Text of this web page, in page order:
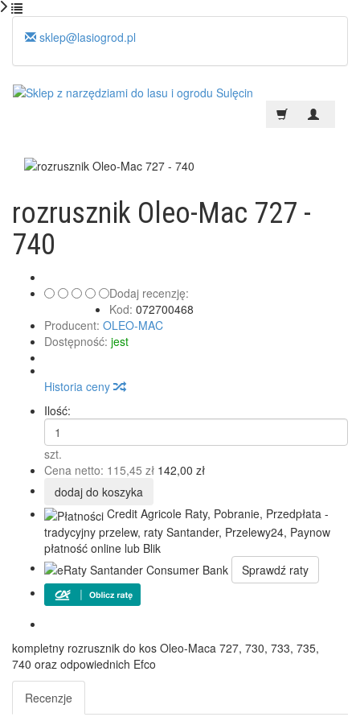
sklep@lasiogrod.pl
rozrusznik Oleo-Mac 727 -
740
Dodaj recenzję:
Kod: 072700468
Producent: OLEO-MAC
Dostępność: jest
Historia ceny
Ilość:
szt.
Cena netto: 115,45 zł 142,00 zł
dodaj do koszyka
Credit Agricole Raty, Pobranie, Przedpłata -
tradycyjny przelew, raty Santander, Przelewy24, Paynow
płatność online lub Blik
Sprawdź raty
kompletny rozrusznik do kos Oleo-Maca 727, 730, 733, 735,
740 oraz odpowiednich Efco
Recenzje